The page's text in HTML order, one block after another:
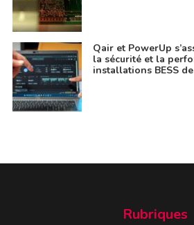
Qair et PowerUp
la sécurité et la
installations BESS
Rubriques